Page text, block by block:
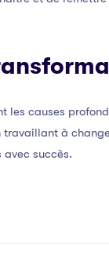
les causes
à
succès.